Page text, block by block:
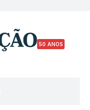
50 ANOS